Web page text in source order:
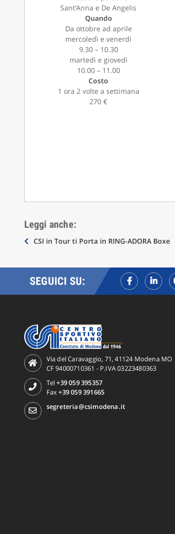
Sant’Anna e De Angelis
Quando
Da ottobre ad aprile
mercoledì e venerdì
9.30 – 10.30
martedì e giovedì
10.00 – 11.00
Costo
1 ora 2 volte a settimana
270 €
Leggi anche:
Navigazione
CSI in Tour ti Porta in RING-ADORA Boxe
SEGUICI SU:
Via del Caravaggio, 71, 41124 Modena MO
CF 94000710361 - P.IVA 03223480363
Tel+39 059 395357
Fax+39 059 391665
segreteria@csimodena.it